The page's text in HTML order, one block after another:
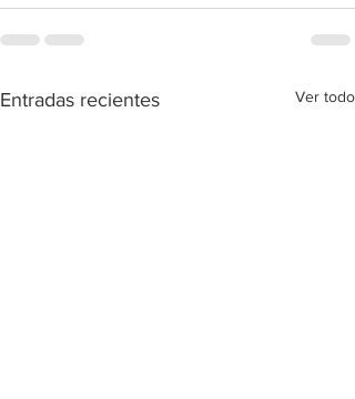
Entradas recientes Ver todo